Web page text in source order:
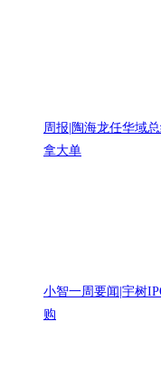
周报|陶海龙任华域
拿大单
小智一周要闻|宇树
购